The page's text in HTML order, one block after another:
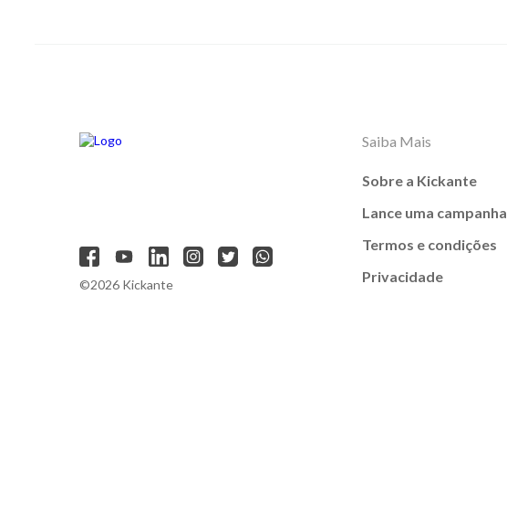
©2026 Kickante
Saiba Mais
Sobre a Kickante
Lance uma campanha
Termos e condições
Privacidade